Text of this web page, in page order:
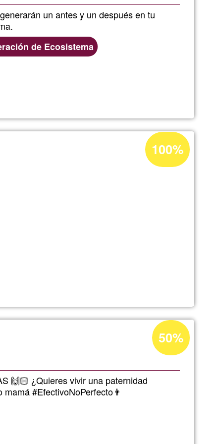
un antes y un después en tu
de Ecosistema
G1
Percentatge
d'acceptació
100%
🙌🏻 ¿Quieres vivir una paternidad
mamá #EfectivoNoPerfecto👨‍
Percentatge
d'acceptació
50%